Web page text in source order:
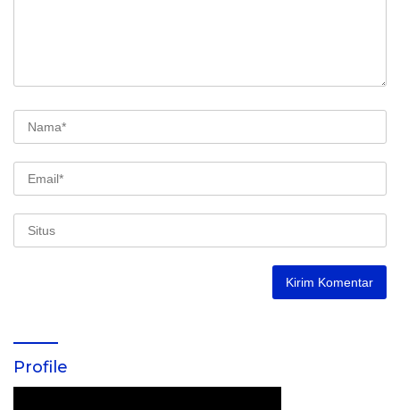
Profile